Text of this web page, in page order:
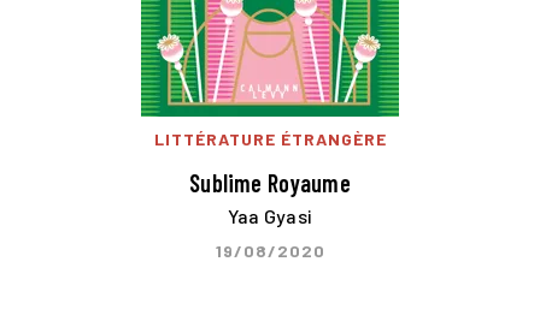
LITTÉRATURE ÉTRANGÈRE
Sublime Royaume
Yaa Gyasi
19/08/2020